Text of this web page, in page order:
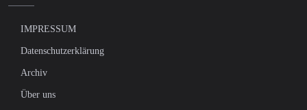
IMPRESSUM
Datenschutzerklärung
Archiv
Über uns